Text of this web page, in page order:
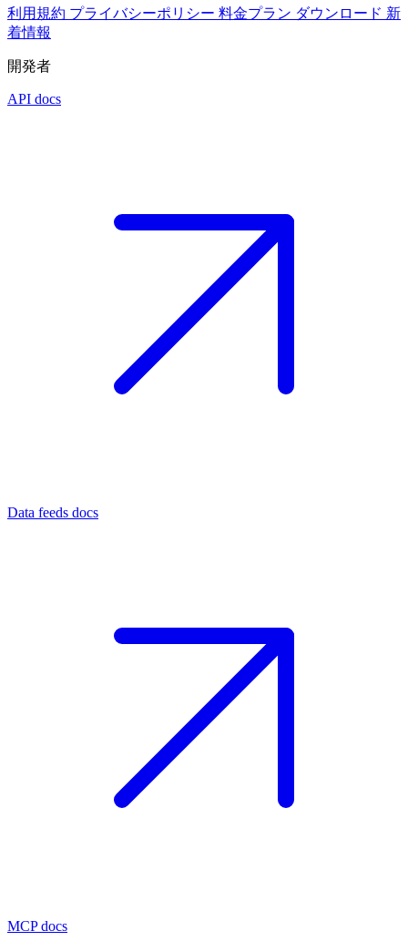
利用規約 プライバシーポリシー 料金プラン ダウンロード 新
着情報
開発者
API docs
Data feeds docs
MCP docs